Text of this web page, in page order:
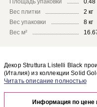
Площадь упаковки
0.48
Вес плитки
2 кг
Вес упаковки
8 кг
Вес м²
Декор Struttura Listelli Black
(Италия) из коллекции Solid
Gold Struttura Listelli Black
отделке Вашего помещения,
использованием элементов
Информация по цене